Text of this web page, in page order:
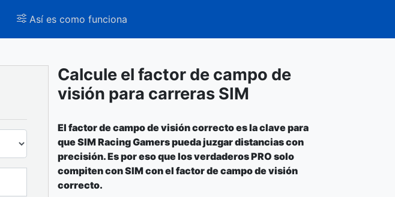
Así es como funciona
Calcule el factor de campo de
visión para carreras SIM
El factor de campo de visión correcto es la clave para
que SIM Racing Gamers pueda juzgar distancias con
precisión. Es por eso que los verdaderos PRO solo
compiten con SIM con el factor de campo de visión
correcto.